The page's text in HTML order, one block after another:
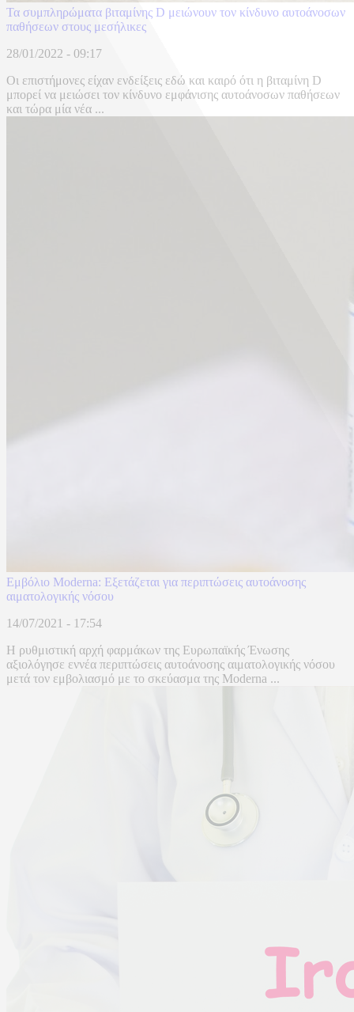
Τα συμπληρώματα βιταμίνης D μειώνουν τον κίνδυνο αυτοάνοσων
παθήσεων στους μεσήλικες
28/01/2022 - 09:17
Οι επιστήμονες είχαν ενδείξεις εδώ και καιρό ότι η βιταμίνη D
μπορεί να μειώσει τον κίνδυνο εμφάνισης αυτοάνοσων παθήσεων
και τώρα μία νέα ...
Εμβόλιο Moderna: Εξετάζεται για περιπτώσεις αυτοάνοσης
αιματολογικής νόσου
14/07/2021 - 17:54
Η ρυθμιστική αρχή φαρμάκων της Ευρωπαϊκής Ένωσης
αξιολόγησε εννέα περιπτώσεις αυτοάνοσης αιματολογικής νόσου
μετά τον εμβολιασμό με το σκεύασμα της Moderna ...